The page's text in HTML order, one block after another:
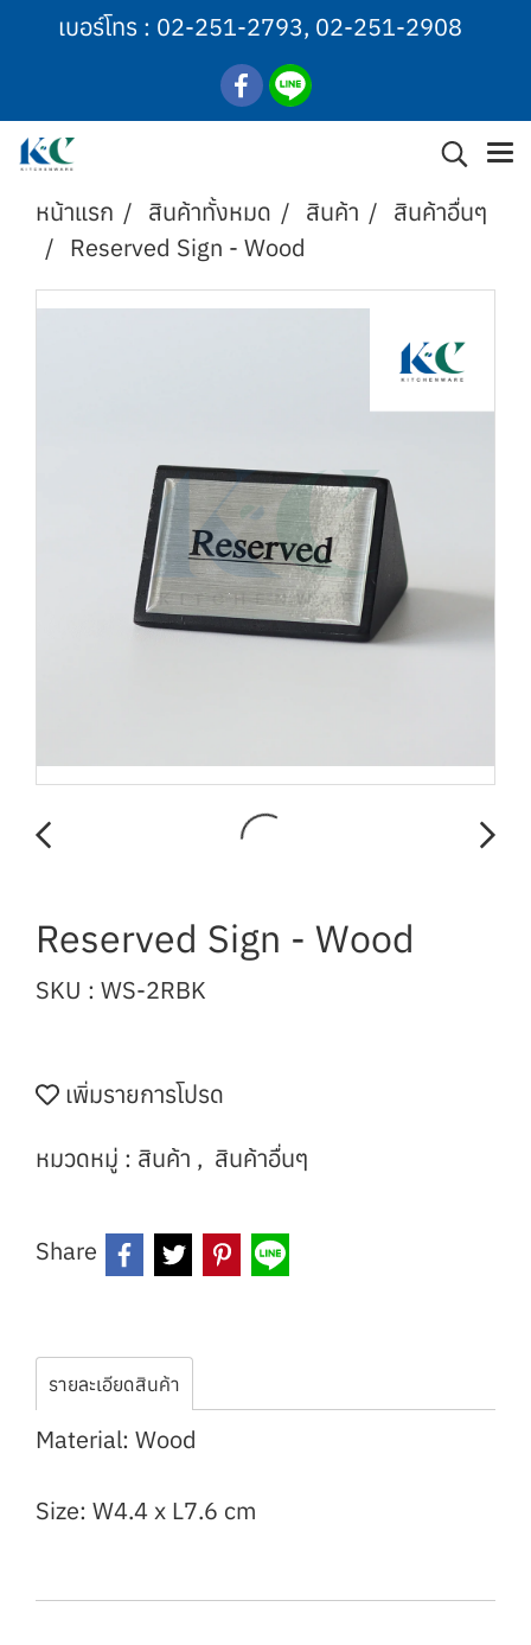
เบอร์โทร : 02-251-2793, 02-251-2908
หน้าแรก สินค้าทั้งหมด สินค้า
สินค้าอื่นๆ
Reserved Sign - Wood
Reserved Sign - Wood
SKU : WS-2RBK
เพิ่มรายการโปรด
หมวดหมู่ : สินค้า , สินค้าอื่นๆ
Share
รายละเอียดสินค้า
Material: Wood
Size: W4.4 x L7.6 cm